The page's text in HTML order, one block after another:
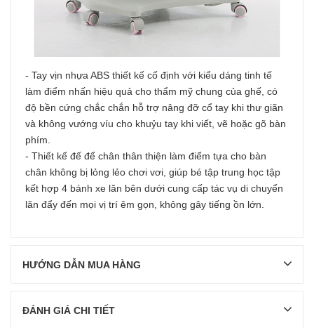
- Tay vịn nhựa ABS thiết kế cố định với kiểu dáng tinh tế
làm điểm nhấn hiệu quả cho thẩm mỹ chung của ghế, có
độ bền cứng chắc chắn hỗ trợ nâng đỡ cổ tay khi thư giãn
và không vướng víu cho khuỷu tay khi viết, vẽ hoặc gõ bàn
phím.
- Thiết kế đế để chân thân thiện làm điểm tựa cho bàn
chân không bị lỏng lẻo chơi vơi, giúp bé tập trung học tập
kết hợp 4 bánh xe lăn bên dưới cung cấp tác vụ di chuyển
lăn đẩy đến mọi vị trí êm gọn, không gây tiếng ồn lớn.
HƯỚNG DẪN MUA HÀNG
ĐÁNH GIÁ CHI TIẾT